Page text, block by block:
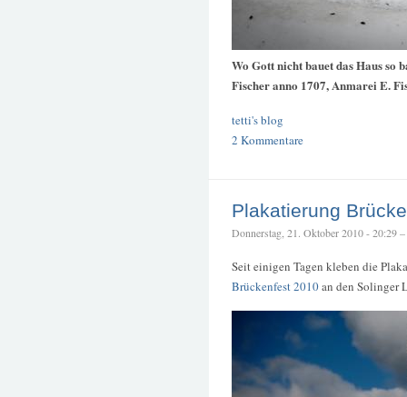
Wo Gott nicht bauet das Haus so
Fischer anno 1707, Anmarei E.
tetti's blog
2 Kommentare
Plakatierung
Donnerstag, 21. Oktober 2010 - 20:29
Seit einigen Tagen kleben die
Brückenfest 2010an den Solinger